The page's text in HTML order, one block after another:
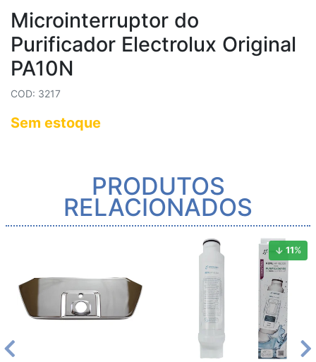
Microinterruptor do
Purificador Electrolux Original
PA10N
COD: 3217
Sem estoque
PRODUTOS
RELACIONADOS
11%